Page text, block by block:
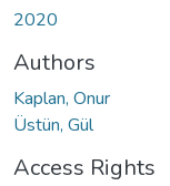
2020
Authors
Kaplan, Onur
Üstün, Gül
Access Rights